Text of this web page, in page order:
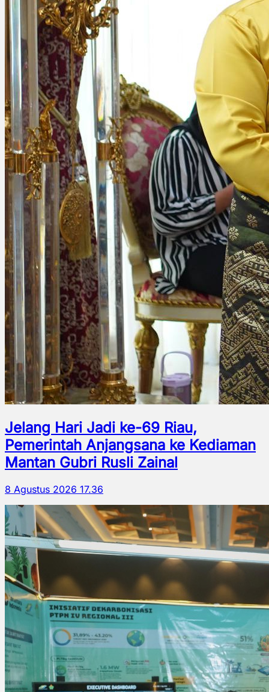
Jelang Hari Jadi ke-69 Riau,
Pemerintah Anjangsana ke Kediaman
Mantan Gubri Rusli Zainal
8 Agustus 2026 17.36